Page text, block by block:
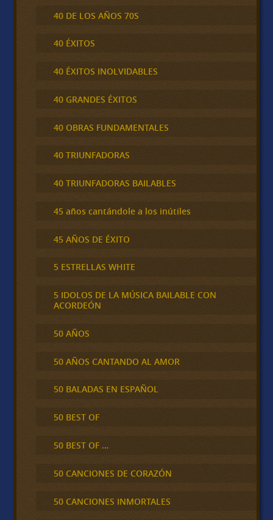
40 DE LOS AÑOS 70S
40 ÉXITOS
40 ÉXITOS INOLVIDABLES
40 GRANDES ÉXITOS
40 OBRAS FUNDAMENTALES
40 TRIUNFADORAS
40 TRIUNFADORAS BAILABLES
45 años cantándole a los inútiles
45 AÑOS DE ÉXITO
5 ESTRELLAS WHITE
5 IDOLOS DE LA MÚSICA BAILABLE CON
ACORDEÓN
50 AÑOS
50 AÑOS CANTANDO AL AMOR
50 BALADAS EN ESPAÑOL
50 BEST OF
50 BEST OF …
50 CANCIONES DE CORAZÓN
50 CANCIONES INMORTALES